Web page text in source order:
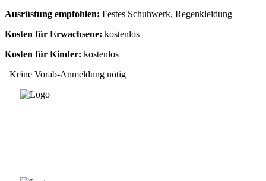
Ausrüstung empfohlen: Festes Schuhwerk, Regenkleidung
Kosten für Erwachsene: kostenlos
Kosten für Kinder: kostenlos
Keine Vorab-Anmeldung nötig